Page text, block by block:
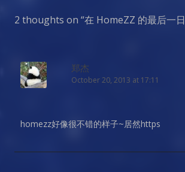
2 thoughts on “在 HomeZZ 的最后一日
郑杰
October 20, 2013 at 17:11
homezz好像很不错的样子~居然https